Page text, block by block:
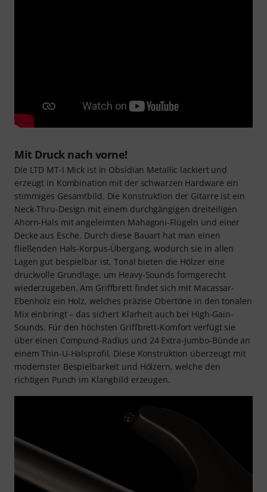
Mit Druck nach vorne!
Die LTD MT-I Mick ist in Obsidian Metallic lackiert und
erzeugt in Kombination mit der schwarzen Hardware ein
stimmiges Gesamtbild. Die Konstruktion der Gitarre ist ein
Neck-Thru-Design mit einem durchgängigen dreiteiligen
Ahorn-Hals mit angeleimten Mahagoni-Flügeln und einer
Decke aus Esche. Durch diese Bauart hat man einen
fließenden Hals-Korpus-Übergang, wodurch sie in allen
Lagen gut bespielbar ist. Tonal bieten die Hölzer eine
druckvolle Grundlage, um Heavy-Sounds formgerecht
wiederzugeben. Am Griffbrett findet sich mit Macassar-
Ebenholz ein Holz, welches präzise Obertöne in den tonalen
Mix einbringt – das sichert Klarheit auch bei High-Gain-
Sounds. Für den höchsten Griffbrett-Komfort verfügt sie
über einen Compund-Radius und 24 Extra-Jumbo-Bünde an
einem Thin-U-Halsprofil. Diese Konstruktion überzeugt mit
modernster Bespielbarkeit und Hölzern, welche den
richtigen Punch im Klangbild erzeugen.